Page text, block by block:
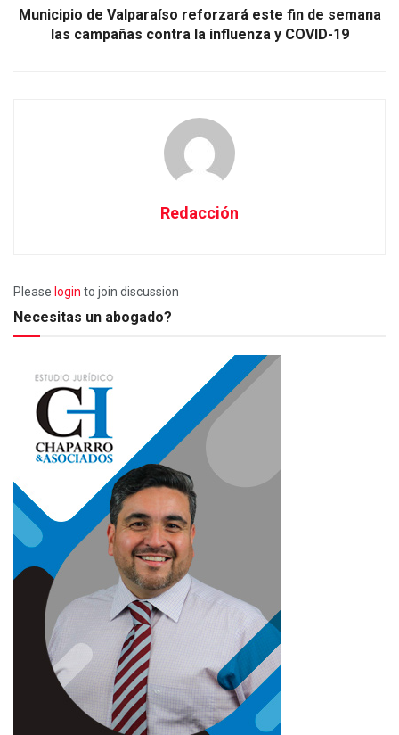
Municipio de Valparaíso reforzará este fin de semana
las campañas contra la influenza y COVID-19
Redacción
Please login to join discussion
Necesitas un abogado?